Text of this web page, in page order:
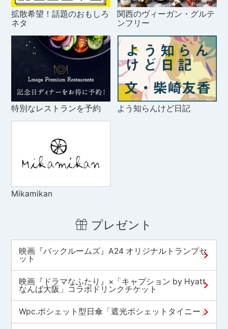
拡散希望！話題のおもしろ
ネタ
関西のヴィーガン・グルテ
ンフリー
特別なレストランを予約 よう知らんけど日記
Mikamikan
プレゼント
映画『バックルームズ』A24 オリジナルトランプセ
ット
映画『ドラマなふたり』×「キャプション by Hyatt
なんば大阪」コラボドリンクチケット
Wpc.ポシェット型日傘「遮光ポシェットタイニー」